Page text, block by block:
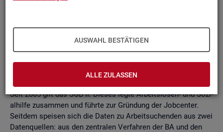
AUSWAHL BESTÄTIGEN
ALLE ZULASSEN
Grund­la­ge kön­nen Be­stän­de, Zu- und Ab­gän­ge,Dau­ern, Leis­
tungs­hö­hen und viele an­de­re sta­tis­ti­sche Mess­grö­ßen er­mit­
telt wer­den. Die Werte lie­gen re­gio­nal tief ge­glie­dert und
nach viel­fäl­ti­gen so­zio­de­mo­gra­fi­schen und er­werbs­bio­gra­fi­
Seit 2005 gilt das SGB II. Die­ses legte Ar­beits­lo­sen- und So­zi­
al­hil­fe zu­sam­men und führ­te zur Grün­dung der Job­cen­ter.
Seit­dem spei­sen sich die Daten zu Ar­beit­su­chen­den aus zwei
Da­ten­quel­len: aus den zen­tra­len Ver­fah­ren der BA und den